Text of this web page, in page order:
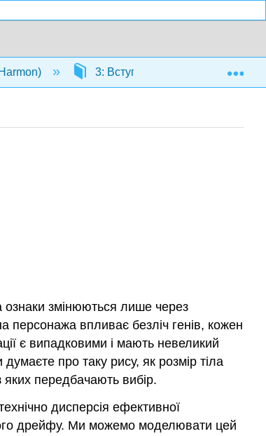
3: Вступ до броунівського руху
ознаки змінюються лише через
впливає безліч генів, кожен
є випадковими і мають невеликий
про таку рису, як розмір тіла
передбачають вибір.
дисперсія ефективної
дрейфу. Ми можемо моделювати цей